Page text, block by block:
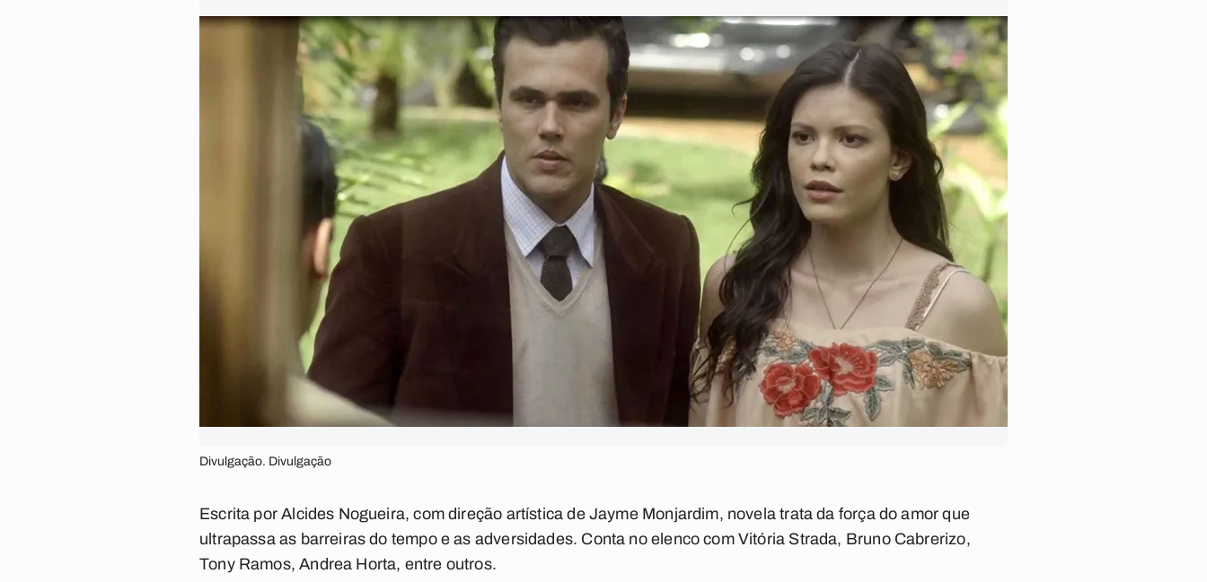
Divulgação. Divulgação
Escrita por Alcides Nogueira, com direção artística de Jayme Monjardim, novela trata da força do amor que
ultrapassa as barreiras do tempo e as adversidades. Conta no elenco com Vitória Strada, Bruno Cabrerizo,
Tony Ramos, Andrea Horta, entre outros.